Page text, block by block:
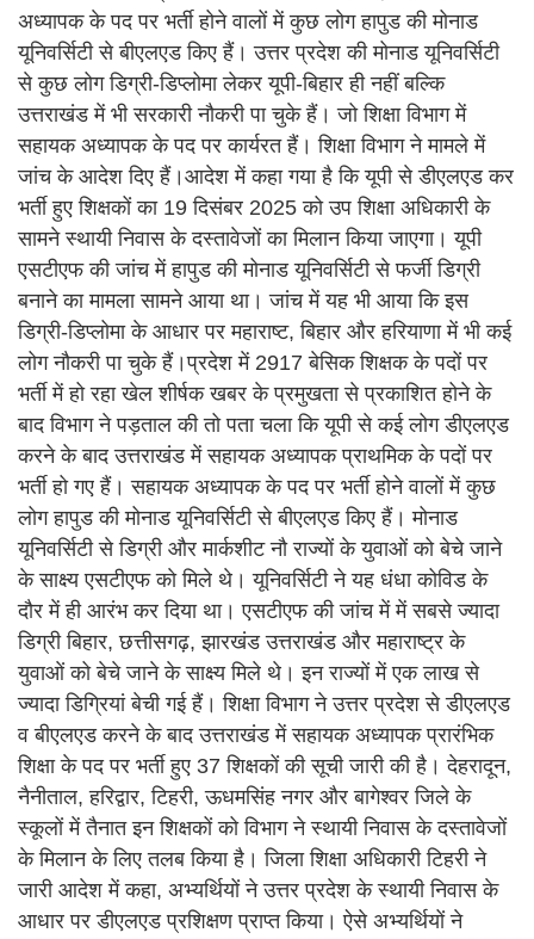
अध्यापक के पद पर भर्ती होने वालों में कुछ लोग हापुड की मोनाड
यूनिवर्सिटी से बीएलएड किए हैं। उत्तर प्रदेश की मोनाड यूनिवर्सिटी
से कुछ लोग डिग्री-डिप्लोमा लेकर यूपी-बिहार ही नहीं बल्कि
उत्तराखंड में भी सरकारी नौकरी पा चुके हैं। जो शिक्षा विभाग में
सहायक अध्यापक के पद पर कार्यरत हैं। शिक्षा विभाग ने मामले में
जांच के आदेश दिए हैं।आदेश में कहा गया है कि यूपी से डीएलएड कर
भर्ती हुए शिक्षकों का 19 दिसंबर 2025 को उप शिक्षा अधिकारी के
सामने स्थायी निवास के दस्तावेजों का मिलान किया जाएगा। यूपी
एसटीएफ की जांच में हापुड की मोनाड यूनिवर्सिटी से फर्जी डिग्री
बनाने का मामला सामने आया था। जांच में यह भी आया कि इस
डिग्री-डिप्लोमा के आधार पर महाराष्ट, बिहार और हरियाणा में भी कई
लोग नौकरी पा चुके हैं।प्रदेश में 2917 बेसिक शिक्षक के पदों पर
भर्ती में हो रहा खेल शीर्षक खबर के प्रमुखता से प्रकाशित होने के
बाद विभाग ने पड़ताल की तो पता चला कि यूपी से कई लोग डीएलएड
करने के बाद उत्तराखंड में सहायक अध्यापक प्राथमिक के पदों पर
भर्ती हो गए हैं। सहायक अध्यापक के पद पर भर्ती होने वालों में कुछ
लोग हापुड की मोनाड यूनिवर्सिटी से बीएलएड किए हैं। मोनाड
यूनिवर्सिटी से डिग्री और मार्कशीट नौ राज्यों के युवाओं को बेचे जाने
के साक्ष्य एसटीएफ काे मिले थे। यूनिवर्सिटी ने यह धंधा कोविड के
दौर में ही आरंभ कर दिया था। एसटीएफ की जांच में में सबसे ज्यादा
डिग्री बिहार, छत्तीसगढ़, झारखंड उत्तराखंड और महाराष्ट्र के
युवाओं को बेचे जाने के साक्ष्य मिले थे। इन राज्यों में एक लाख से
ज्यादा डिग्रियां बेची गई हैं। शिक्षा विभाग ने उत्तर प्रदेश से डीएलएड
व बीएलएड करने के बाद उत्तराखंड में सहायक अध्यापक प्रारंभिक
शिक्षा के पद पर भर्ती हुए 37 शिक्षकों की सूची जारी की है। देहरादून,
नैनीताल, हरिद्वार, टिहरी, ऊधमसिंह नगर और बागेश्वर जिले के
स्कूलों में तैनात इन शिक्षकों को विभाग ने स्थायी निवास के दस्तावेजों
के मिलान के लिए तलब किया है। जिला शिक्षा अधिकारी टिहरी ने
जारी आदेश में कहा, अभ्यर्थियों ने उत्तर प्रदेश के स्थायी निवास के
आधार पर डीएलएड प्रशिक्षण प्राप्त किया। ऐसे अभ्यर्थियों ने